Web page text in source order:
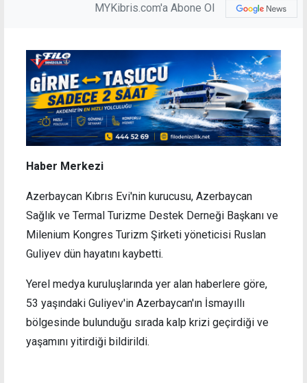
MYKibris.com'a Abone Ol
Haber Merkezi
Azerbaycan Kıbrıs Evi'nin kurucusu, Azerbaycan
Sağlık ve Termal Turizme Destek Derneği Başkanı ve
Milenium Kongres Turizm Şirketi yöneticisi Ruslan
Guliyev dün hayatını kaybetti.
Yerel medya kuruluşlarında yer alan haberlere göre,
53 yaşındaki Guliyev'in Azerbaycan'ın İsmayıllı
bölgesinde bulunduğu sırada kalp krizi geçirdiği ve
yaşamını yitirdiği bildirildi.